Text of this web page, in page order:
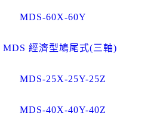
MDS-60X-60Y
▌MDS 經濟型鳩尾式(三軸)
MDS-25X-25Y-25Z
MDS-40X-40Y-40Z